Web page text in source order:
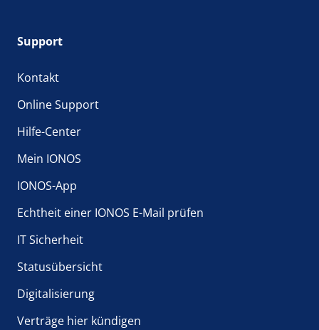
Support
Kontakt
Online Support
Hilfe-Center
Mein IONOS
IONOS-App
Echtheit einer IONOS E-Mail prüfen
IT Sicherheit
Statusübersicht
Digitalisierung
Verträge hier kündigen